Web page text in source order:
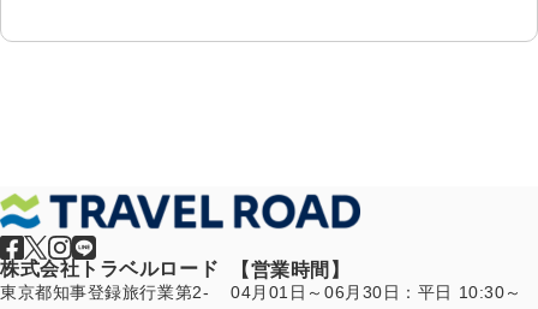
株式会社トラベルロード
東京都知事登録旅行業第2-
【営業時間】
04月01日～06月30日：平日 10:30～